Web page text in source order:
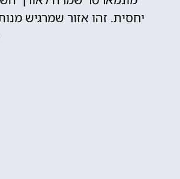
יחסית. זהו אזור שמרגיש